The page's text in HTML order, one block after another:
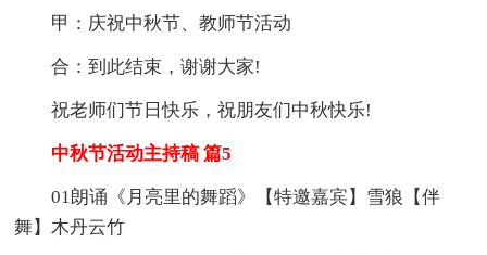
甲：庆祝中秋节、教师节活动
合：到此结束，谢谢大家!
祝老师们节日快乐，祝朋友们中秋快乐!
中秋节活动主持稿 篇5
01朗诵《月亮里的舞蹈》【特邀嘉宾】雪狼【伴
舞】木丹云竹